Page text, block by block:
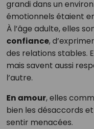
grandi dans un
émotionnels étaient
À l’âge adulte, elles
confiance,
des relations stables.
mais savent aussi
l’autre.
En amour, elles
bien les désaccords
sentir menacées.